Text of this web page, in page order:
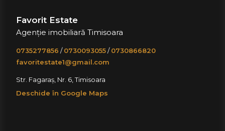
Favorit Estate
Agenție imobiliară Timisoara
0735277856 /0730093055/0730866820
favoritestate1@gmail.com
Str. Fagaraș, Nr. 6, Timisoara
Deschide în Google Maps